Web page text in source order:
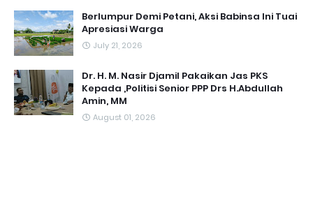
Berlumpur Demi Petani, Aksi Babinsa Ini Tuai
Apresiasi Warga
July 21, 2026
Dr. H. M. Nasir Djamil Pakaikan Jas PKS
Kepada ,Politisi Senior PPP Drs H.Abdullah
Amin, MM
August 01, 2026